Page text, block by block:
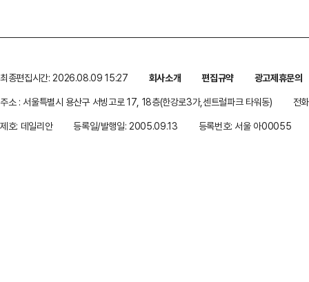
최종편집시간: 2026.08.09 15:27 회사소개 편집규약
광고제휴문의
주소 : 서울특별시 용산구 서빙고로 17, 18층(한강로3가,센트럴파크 타워동)
전
제호: 데일리안
등록일/발행일: 2005.09.13 등록번호: 서울 아00055